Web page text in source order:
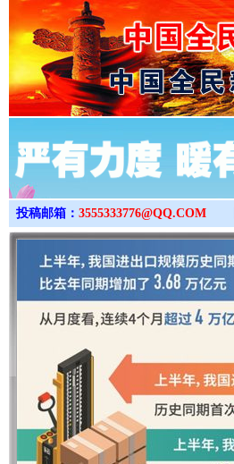
投稿邮箱： 3555333776@QQ.COM
“后车司机肯定在骂我”